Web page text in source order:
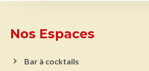
Nos Espaces
Bar à cocktails